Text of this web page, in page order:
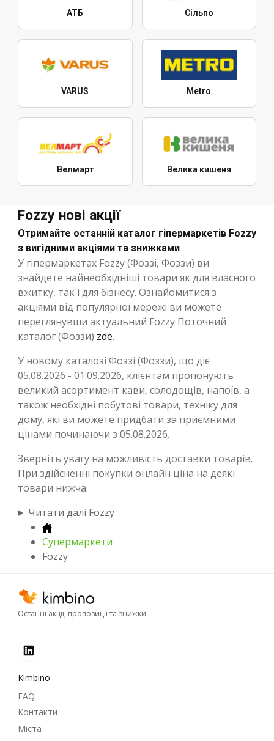
АТБ Сільпо
VARUS Metro
Велмарт Велика кишеня
Fozzy нові акції
Отримайте останній каталог гіпермаркетів Fozzy
з вигідними акціями та знижками
У гіпермаркетах Fozzy (Фоззі, Фоззи) ви
знайдете найнеобхідніші товари як для власного
вжитку, так і для бізнесу. Ознайомитися з
акціями від популярної мережі ви можете
переглянувши актуальний Fozzy Поточний
каталог (Фоззи) zde.
У новому каталозі Фоззі (Фоззи), що діє
05.08.2026 - 01.09.2026, клієнтам пропонують
великий асортимент кави, солодощів, напоїв, а
також необхідні побутові товари, техніку для
дому, які ви можете придбати за приємними
цінами починаючи з 05.08.2026.
Зверніть увагу на можливість доставки товарів.
При здійсненні покупки онлайн ціна на деякі
товари нижча.
Читати далі Fozzy
Супермаркети
Fozzy
Останні акції, пропозиції та знижки
Kimbino
FAQ
Контакти
Міста